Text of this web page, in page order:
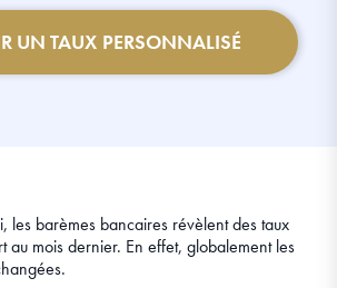
UN TAUX PERSONNALISÉ
les barèmes bancaires révèlent des taux
au mois dernier. En effet, globalement les